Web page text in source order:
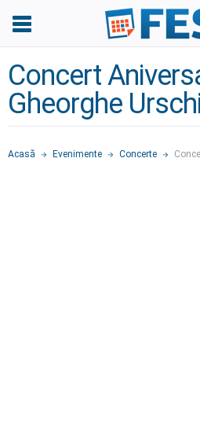
Concert
Gheorghe
Acasă Evenimente Concerte